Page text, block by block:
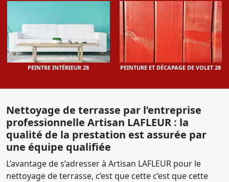
PEINTRE INTÉRIEUR 28 PEINTURE ET DÉCAPAGE DE VOLET 28
Nettoyage de terrasse par l’entreprise
professionnelle Artisan LAFLEUR : la
qualité de la prestation est assurée par
une équipe qualifiée
L’avantage de s’adresser à Artisan LAFLEUR pour le
nettoyage de terrasse, c’est que cette c’est que cette